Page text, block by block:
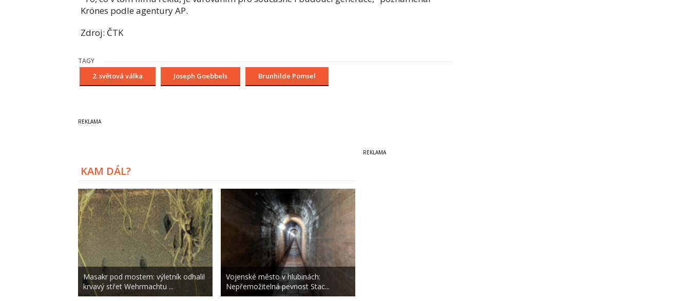
Krönes podle agentury AP.
Zdroj: ČTK
TAGY
2. světová válka Joseph Goebbels Brunhilde Pomsel
KAM DÁL?
Masakr pod mostem: výletník odhalil
krvavý střet Wehrmachtu ...
Vojenské město v hlubinách:
Nepřemožitelná pevnost Stac...